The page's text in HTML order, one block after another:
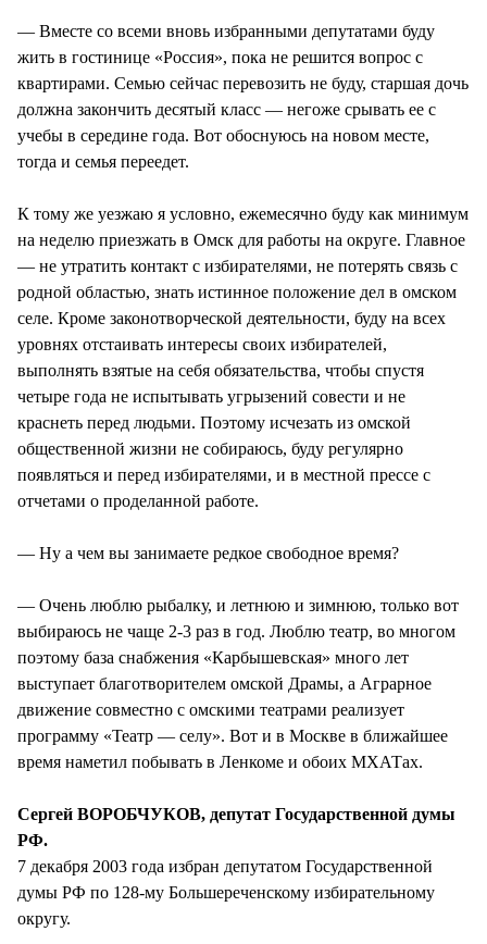
— Вместе со всеми вновь избранными депутатами буду
жить в гостинице «Россия», пока не решится вопрос с
квартирами. Семью сейчас перевозить не буду, старшая дочь
должна закончить десятый класс — негоже срывать ее с
учебы в середине года. Вот обоснуюсь на новом месте,
тогда и семья переедет.
К тому же уезжаю я условно, ежемесячно буду как минимум
на неделю приезжать в Омск для работы на округе. Главное
— не утратить контакт с избирателями, не потерять связь с
родной областью, знать истинное положение дел в омском
селе. Кроме законотворческой деятельности, буду на всех
уровнях отстаивать интересы своих избирателей,
выполнять взятые на себя обязательства, чтобы спустя
четыре года не испытывать угрызений совести и не
краснеть перед людьми. Поэтому исчезать из омской
общественной жизни не собираюсь, буду регулярно
появляться и перед избирателями, и в местной прессе с
отчетами о проделанной работе.
— Ну а чем вы занимаете редкое свободное время?
— Очень люблю рыбалку, и летнюю и зимнюю, только вот
выбираюсь не чаще 2-3 раз в год. Люблю театр, во многом
поэтому база снабжения «Карбышевская» много лет
выступает благотворителем омской Драмы, а Аграрное
движение совместно с омскими театрами реализует
программу «Театр — селу». Вот и в Москве в ближайшее
время наметил побывать в Ленкоме и обоих МХАТах.
Сергей ВОРОБЧУКОВ, депутат Государственной думы
РФ.
7 декабря 2003 года избран депутатом Государственной
думы РФ по 128-му Большереченскому избирательному
округу.